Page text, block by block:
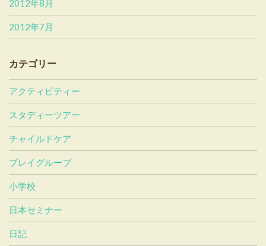
2012年8月
2012年7月
カテゴリー
アクティビティー
スタディーツアー
チャイルドケア
プレイグループ
小学校
日本セミナー
日記